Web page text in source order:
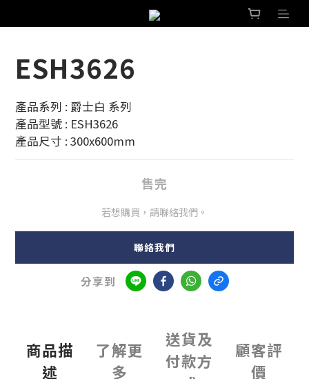
ESH3626
產品系列 : 爵士白 系列
產品型號 : ESH3626
產品尺寸 : 300x600mm
售完
若想購買，請聯絡我們。
聯絡我們
分享到
商品描
述
了解更
多
送貨及
付款方
顧客評
價